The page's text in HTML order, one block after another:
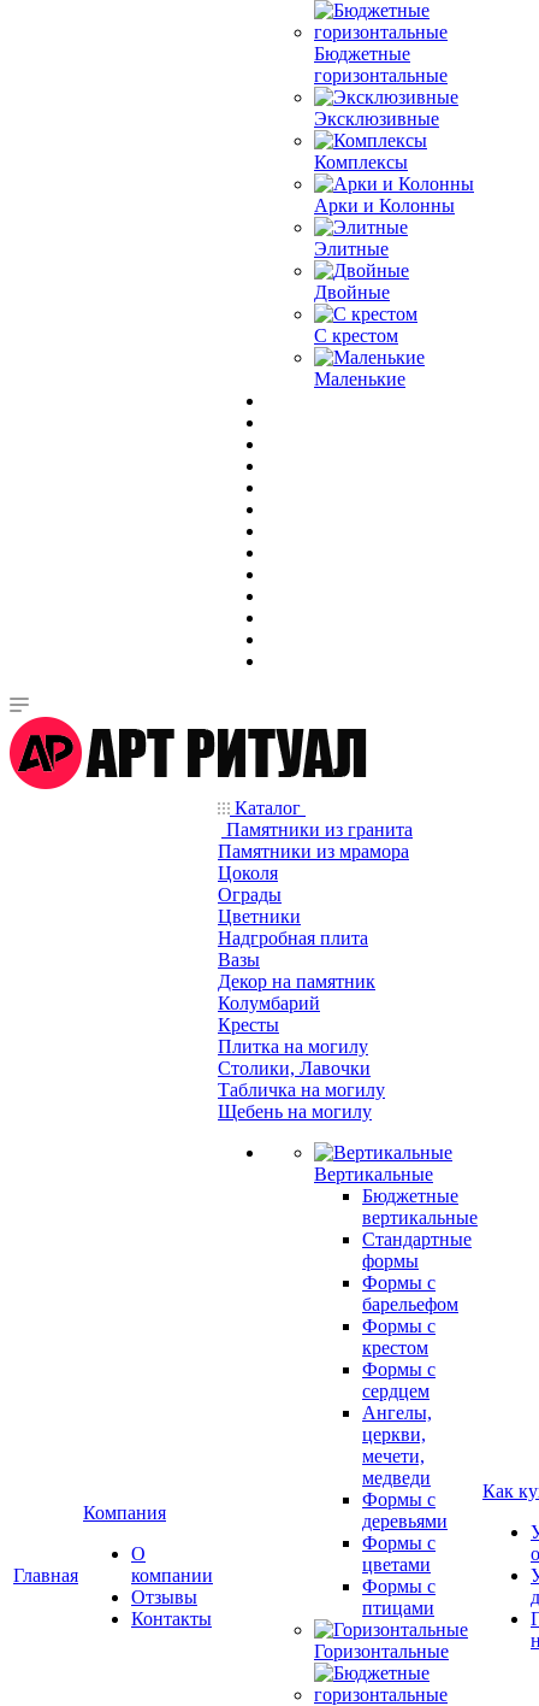
Бюджетные
горизонтальные
Эксклюзивные
Комплексы
Арки и Колонны
Элитные
Двойные
С крестом
Маленькие
Главная
Компания
О
компании
Отзывы
Контакты
Каталог
Памятники из гранита
Памятники из мрамора
Цоколя
Ограды
Цветники
Надгробная плита
Вазы
Декор на памятник
Колумбарий
Кресты
Плитка на могилу
Столики, Лавочки
Табличка на могилу
Щебень на могилу
Вертикальные
Бюджетные
вертикальные
Стандартные
формы
Формы с
барельефом
Формы с
крестом
Формы с
сердцем
Ангелы,
церкви,
мечети,
медведи
Формы с
деревьями
Формы с
цветами
Формы с
птицами
Горизонтальные
Как